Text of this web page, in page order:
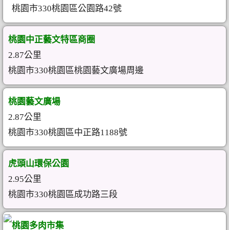
桃園市330桃園區公園路42號
桃園中正藝文特區商圈
2.87公里
桃園市330桃園區桃園藝文廣場周邊
桃園藝文廣場
2.87公里
桃園市330桃園區中正路1188號
虎頭山環保公園
2.95公里
桃園市330桃園區成功路三段
桃園多肉市集